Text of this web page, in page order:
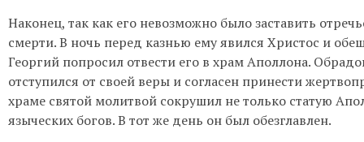
Наконец, так как его невозможно было заставить
смерти. В ночь перед казнью ему явился Христос и
Георгий попросил отвести его в храм Аполлона.
отступился от своей веры и согласен принести
храме святой молитвой сокрушил не только статую
языческих богов. В тот же день он был обезглавлен.